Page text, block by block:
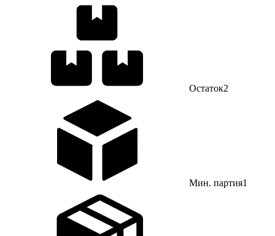
Остаток2
Мин. партия1